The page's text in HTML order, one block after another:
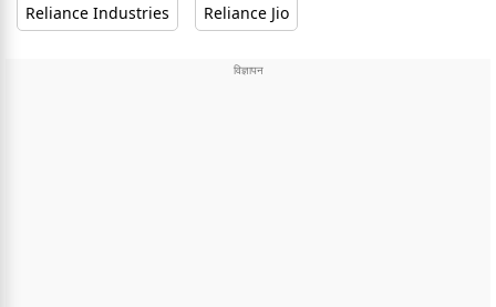
Reliance Industries Reliance Jio